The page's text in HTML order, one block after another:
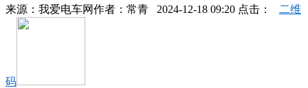
来源： 我爱电车网作者： 常青 2024-12-18 09:20 点击： 二维
码